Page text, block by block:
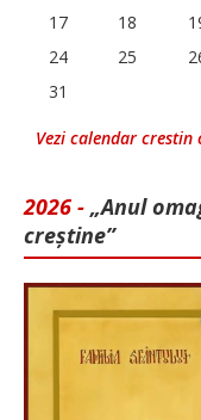
17
18
24
25
31
Vezi calendar crestin
2026 - „Anul
creștine”